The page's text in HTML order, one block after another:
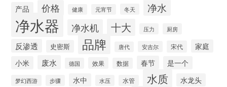
产品 价格 健康 元宵节 冬天 净水
净水器 净水机 十大 压力 厨房
反渗透 史密斯 品牌 唐代 安吉尔 宋代
家庭
小米
废水 德国 效果 数据 春节 是一个
梦幻西游 步骤 水中 水压 水管 水质 水龙头